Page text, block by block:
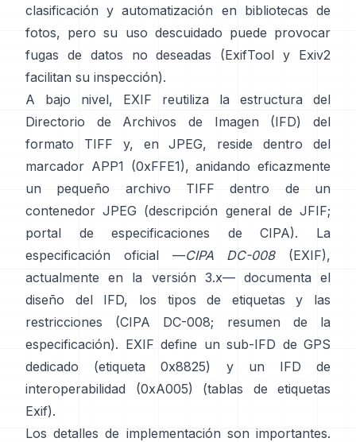
clasificación y automatización en bibliotecas de
fotos, pero su uso descuidado puede provocar
fugas de datos no deseadas (ExifTool y Exiv2
facilitan su inspección).
A bajo nivel, EXIF reutiliza la estructura del
Directorio de Archivos de Imagen (IFD) del
formato TIFF y, en JPEG, reside dentro del
marcador APP1 (0xFFE1), anidando eficazmente
un pequeño archivo TIFF dentro de un
contenedor JPEG (descripción general de JFIF;
portal de especificaciones de CIPA). La
especificación oficial —CIPA DC-008(EXIF),
actualmente en la versión 3.x— documenta el
diseño del IFD, los tipos de etiquetas y las
restricciones (CIPA DC-008; resumen de la
especificación). EXIF define un sub-IFD de GPS
dedicado (etiqueta 0x8825) y un IFD de
interoperabilidad (0xA005) (tablas de etiquetas
Exif).
Los detalles de implementación son importantes.